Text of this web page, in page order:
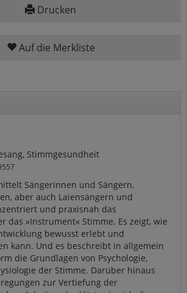
Drucken
Auf die Merkliste
Stimmgesundheit
Sängerinnen und Sängern,
aber auch Laiensängern und
und praxisnah das
das »Instrument« Stimme. Es zeigt, wie
bewusst erlebt und
kann. Und es beschreibt in allgemein
die Grundlagen von Psychologie,
der Stimme. Darüber hinaus
zur Vertiefung der